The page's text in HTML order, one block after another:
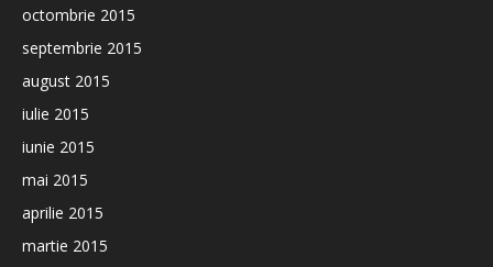
octombrie 2015
septembrie 2015
august 2015
iulie 2015
iunie 2015
mai 2015
aprilie 2015
martie 2015